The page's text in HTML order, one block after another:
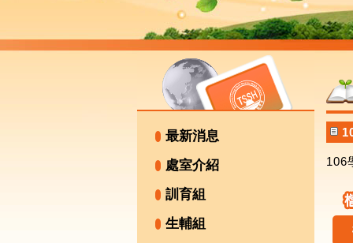
最新消息
處室介紹
訓育組
生輔組
106